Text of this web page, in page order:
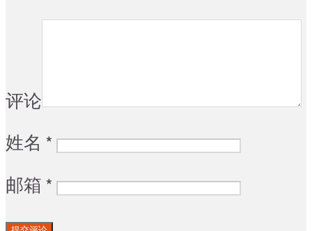
评论
姓名 *
邮箱 *